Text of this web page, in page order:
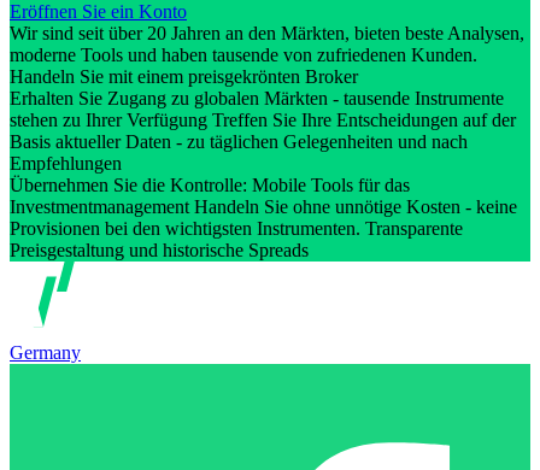
Eröffnen Sie ein Konto
Wir sind seit über 20 Jahren an den Märkten, bieten beste Analysen,
moderne Tools und haben tausende von zufriedenen Kunden.
Handeln Sie mit einem preisgekrönten Broker
Erhalten Sie Zugang zu globalen Märkten - tausende Instrumente
stehen zu Ihrer Verfügung Treffen Sie Ihre Entscheidungen auf der
Basis aktueller Daten - zu täglichen Gelegenheiten und nach
Empfehlungen
Übernehmen Sie die Kontrolle: Mobile Tools für das
Investmentmanagement Handeln Sie ohne unnötige Kosten - keine
Provisionen bei den wichtigsten Instrumenten. Transparente
Preisgestaltung und historische Spreads
Germany